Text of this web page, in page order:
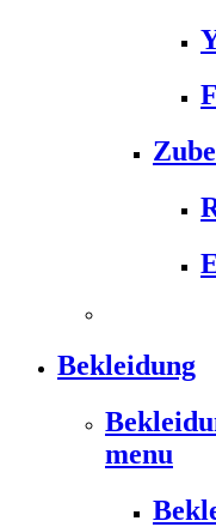
Bekleidung
menu